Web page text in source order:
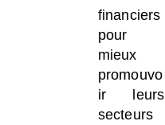
financiers
pour
mieux
promouvo
ir leurs
secteurs